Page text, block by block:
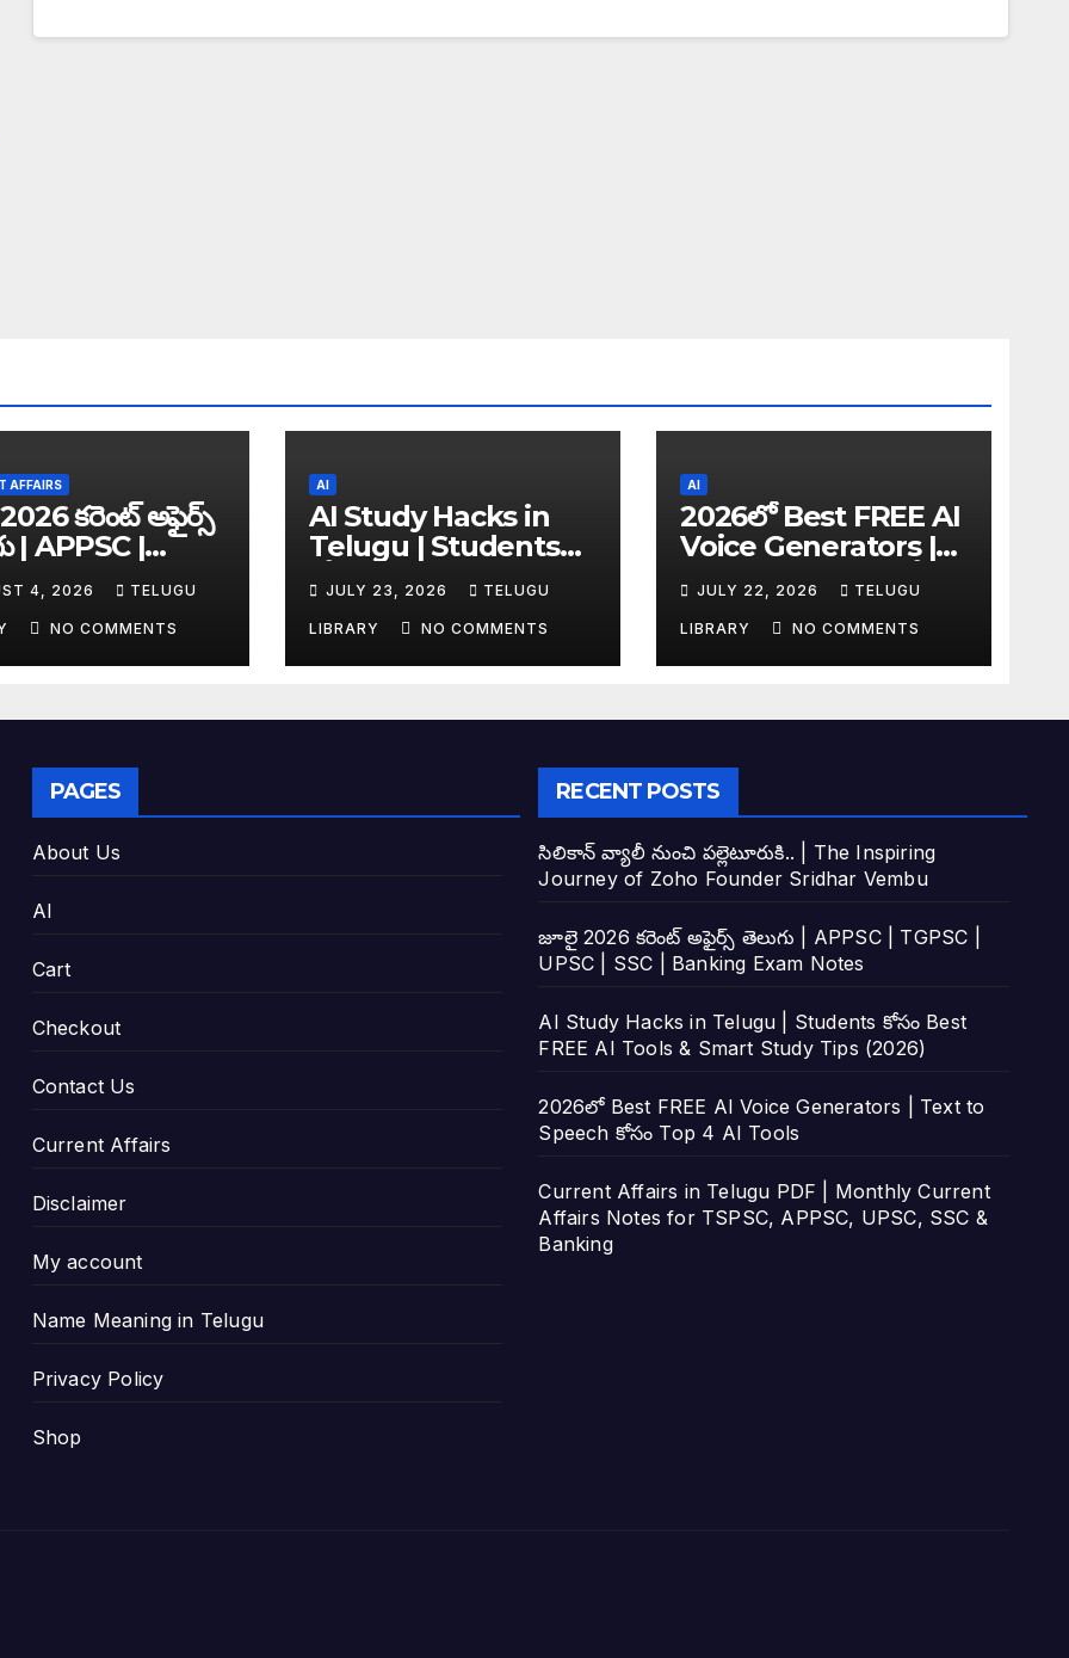
AFFAIRS
కరెంట్ అఫైర్స్
| APPSC |
| UPSC | SSC |
Exam
4, 2026 TELUGU
NO COMMENTS
AI
AI Study Hacks in
Telugu | Students
కోసం Best FREE AI
Tools & Smart Study
Tips (2026)
JULY 23, 2026 TELUGU
LIBRARY NO COMMENTS
AI
2026లో Best FREE AI
Voice Generators |
Text to Speech కోసం
Top 4 AI Tools
JULY 22, 2026 TELUGU
LIBRARY NO COMMENTS
PAGES
About Us
AI
Cart
Checkout
Contact Us
Current Affairs
Disclaimer
My account
Name Meaning in Telugu
Privacy Policy
Shop
RECENT POSTS
సిలికాన్ వ్యాలీ నుంచి పల్లెటూరుకి.. | The Inspiring
Journey of Zoho Founder Sridhar Vembu
జూలై 2026 కరెంట్ అఫైర్స్ తెలుగు | APPSC | TGPSC |
UPSC | SSC | Banking Exam Notes
AI Study Hacks in Telugu | Students కోసం Best
FREE AI Tools & Smart Study Tips (2026)
2026లో Best FREE AI Voice Generators | Text to
Speech కోసం Top 4 AI Tools
Current Affairs in Telugu PDF | Monthly Current
Affairs Notes for TSPSC, APPSC, UPSC, SSC &
Banking